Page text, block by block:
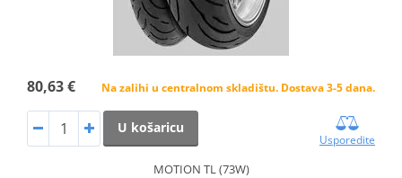
80,63 € Na zalihi u centralnom skladištu. Dostava 3-5 dana.
U košaricu
Usporedite
MOTION TL (73W)